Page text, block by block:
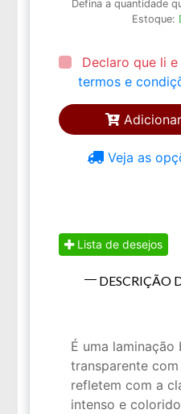
Defina a quantidade
Estoque:
Declaro que li
termos e
Veja as
Lista de desejos
DESCRIÇÃO
É uma laminação
transparente
refletem com a
intenso e